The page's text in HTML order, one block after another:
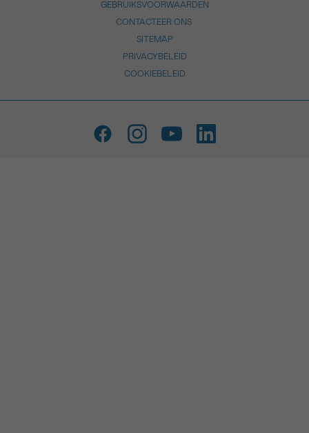
GEBRUIKSVOORWAARDEN
CONTACTEER ONS
SITEMAP
PRIVACYBELEID
COOKIEBELEID